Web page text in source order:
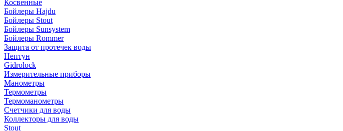
Косвенные
Бойлеры Hajdu
Бойлеры Stout
Бойлеры Sunsystem
Бойлеры Rommer
Защита от протечек воды
Нептун
Gidrolock
Измерительные приборы
Манометры
Термометры
Термоманометры
Счетчики для воды
Коллекторы для воды
Stout